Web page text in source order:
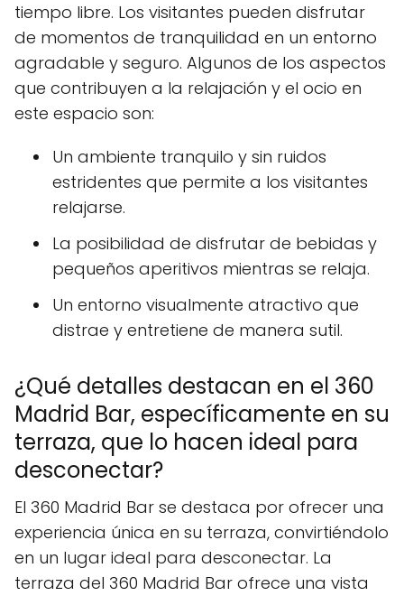
tiempo libre. Los visitantes pueden disfrutar
de momentos de tranquilidad en un entorno
agradable y seguro. Algunos de los aspectos
que contribuyen a la relajación y el ocio en
este espacio son:
Un ambiente tranquilo y sin ruidos
estridentes que permite a los visitantes
relajarse.
La posibilidad de disfrutar de bebidas y
pequeños aperitivos mientras se relaja.
Un entorno visualmente atractivo que
distrae y entretiene de manera sutil.
¿Qué detalles destacan en el 360
Madrid Bar, específicamente en su
terraza, que lo hacen ideal para
desconectar?
El 360 Madrid Bar se destaca por ofrecer una
experiencia única en su terraza, convirtiéndolo
en un lugar ideal para desconectar. La
terraza del 360 Madrid Bar ofrece una vista